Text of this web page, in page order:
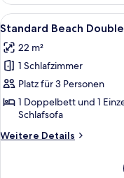
Single
Room
Alle
Fotos
für
Standard
Beach
Double
Room
anzeigen
8
Standard Beach
22 m²
1 Schlafzimmer
Platz für 3 Personen
1 Doppelbett und 1
Schlafsofa
Weitere Details
Weitere